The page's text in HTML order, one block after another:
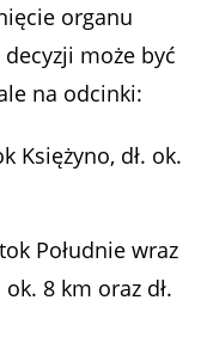
organu
może być
na odcinki:
Księżyno, dł. ok.
Południe wraz
8 km oraz dł.